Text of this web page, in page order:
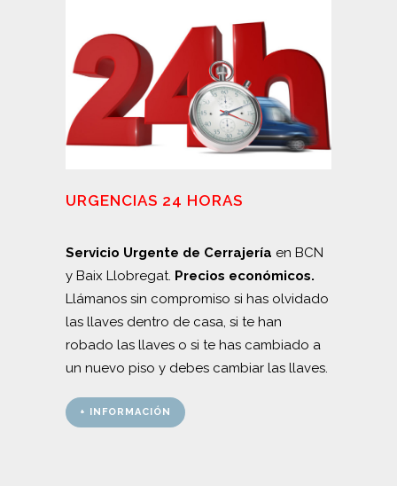
URGENCIAS 24 HORAS
Servicio Urgente de Cerrajería en BCN
y Baix Llobregat. Precios económicos.
Llámanos sin compromiso si has olvidado
las llaves dentro de casa, si te han
robado las llaves o si te has cambiado a
un nuevo piso y debes cambiar las llaves.
+ INFORMACIÓN